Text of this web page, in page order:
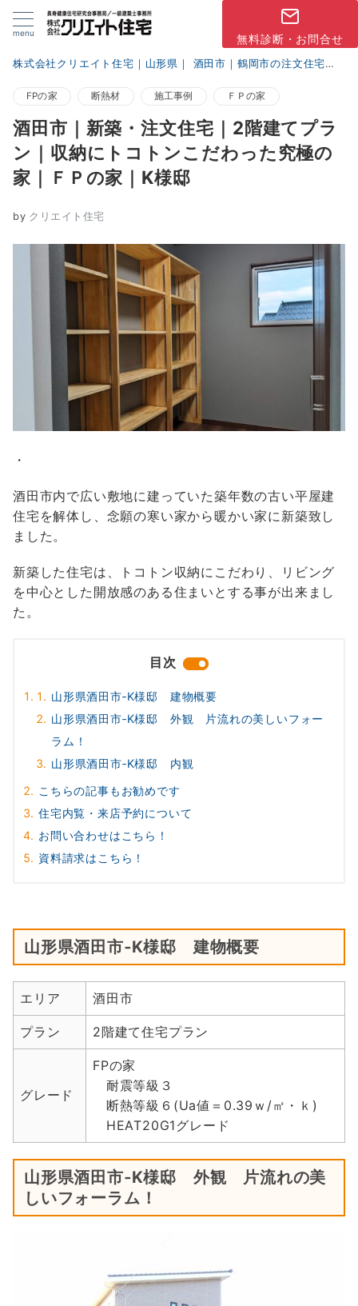
menu 無料診断・お問合せ
株式会社クリエイト住宅｜山形県｜ 酒田市｜鶴岡市の注文住宅
FPの家 断熱材 施工事例 ＦＰの家
酒田市｜新築・注文住宅｜2階建てプラ
ン｜収納にトコトンこだわった究極の
家｜ＦＰの家｜K様邸
by クリエイト住宅
・
酒田市内で広い敷地に建っていた築年数の古い平屋建
住宅を解体し、念願の寒い家から暖かい家に新築致し
ました。
新築した住宅は、トコトン収納にこだわり、リビング
を中心とした開放感のある住まいとする事が出来まし
た。
目次
山形県酒田市‐K様邸 建物概要
山形県酒田市‐K様邸 外観 片流れの美しいフォー
ラム！
山形県酒田市‐K様邸 内観
こちらの記事もお勧めです
住宅内覧・来店予約について
お問い合わせはこちら！
資料請求はこちら！
山形県酒田市‐K様邸 建物概要
エリア 酒田市
プラン 2階建て住宅プラン
グレード
FPの家
耐震等級３
断熱等級６(Ua値＝0.39ｗ/㎡・ｋ)
HEAT20G1グレード
山形県酒田市‐K様邸 外観 片流れの美
しいフォーラム！